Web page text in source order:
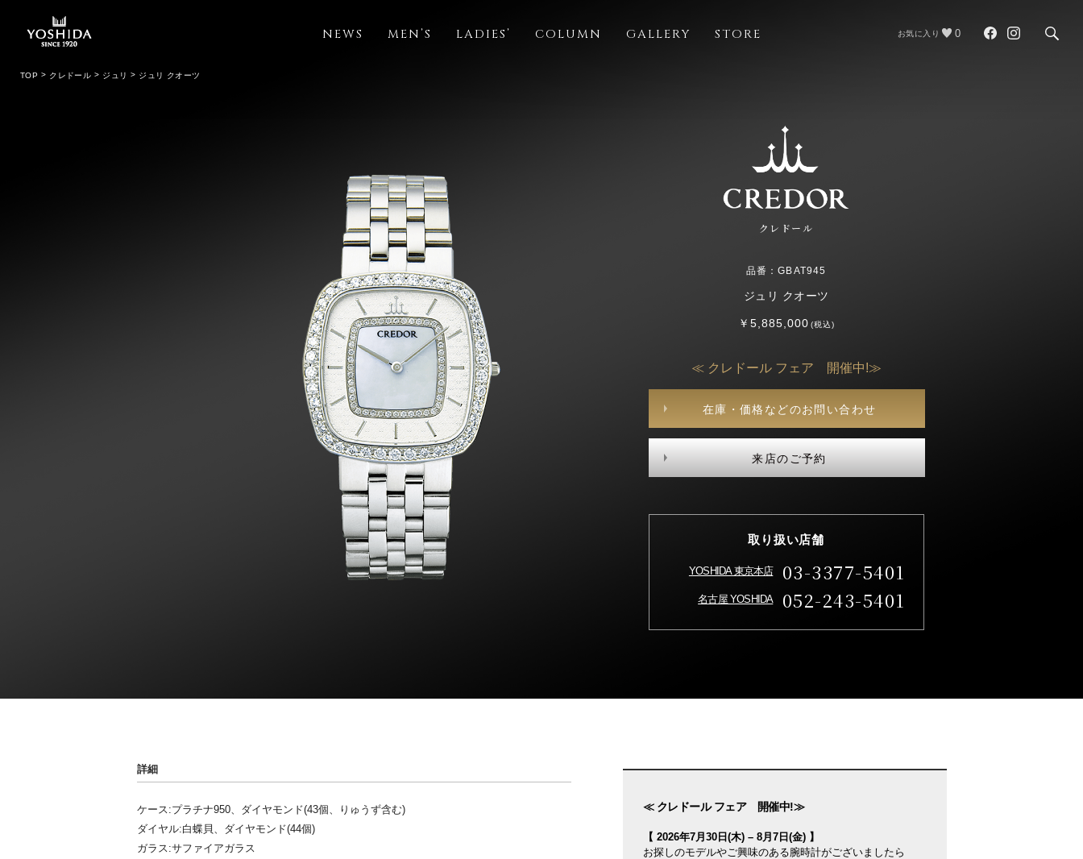
NEWS MEN’S LADIES’ COLUMN GALLERY STORE お気に入り 0
クレドール
品番：GBAT945
ジュリ クオーツ
￥5,885,000(税込)
≪ クレドール フェア 開催中!≫
在庫・価格などのお問い合わせ
来店のご予約
取り扱い店舗
YOSHIDA 東京本店 03-3377-5401
名古屋 YOSHIDA 052-243-5401
TOP クレドール ジュリ ジュリ クオーツ
詳細
ケース:プラチナ950、ダイヤモンド(43個、りゅうず含む)
ダイヤル:白蝶貝、ダイヤモンド(44個)
ガラス:サファイアガラス
≪ クレドール フェア 開催中!≫
【 2026年7月30日(木) – 8月7日(金) 】
お探しのモデルやご興味のある腕時計がございましたら